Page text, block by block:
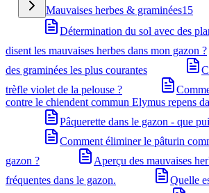
Mauvaises herbes & graminées15
Détermination du sol avec des
disent les mauvaises herbes dans mon gazon ?
des graminées les plus courantes
trèfle violet de la pelouse ?
contre le chiendent commun Elymus repens
Pâquerette dans le gazon - que
Comment éliminer le pâturin
gazon ?
Aperçu des mauvaises
fréquentes dans le gazon.
Quelle